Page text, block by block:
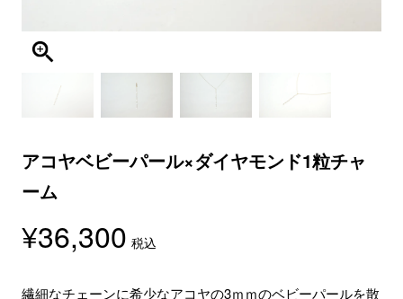
アコヤベビーパール×ダイヤモンド1粒チャ
ーム
¥36,300 税込
繊細なチェーンに希少なアコヤの3ｍｍのベビーパールを散